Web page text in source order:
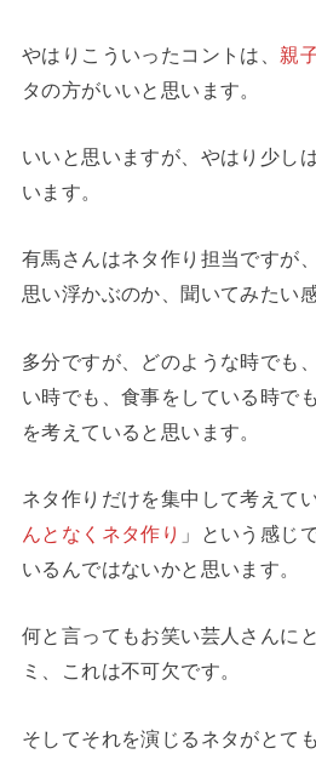
やはりこういったコントは、 親
タの方がいいと思います。
いいと思いますが、やはり少し
います。
有馬さんはネタ作り担当ですが
思い浮かぶのか、聞いてみたい
多分ですが、どのような時でも
い時でも、食事をしている時で
を考えていると思います。
ネタ作りだけを集中して考えて
んとなくネタ作り 」という感じ
いるんではないかと思います。
何と言ってもお笑い芸人さんに
ミ、これは不可欠です。
そしてそれを演じるネタがとて